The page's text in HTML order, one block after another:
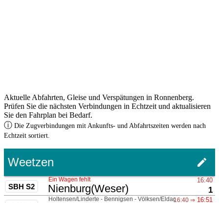
Aktuelle Abfahrten, Gleise und Verspätungen in Ronnenberg.
Prüfen Sie die nächsten Verbindungen in Echtzeit und aktualisieren
Sie den Fahrplan bei Bedarf.
ⓘ Die Zugverbindungen mit Ankunfts- und Abfahrtszeiten werden nach
Echtzeit sortiert.